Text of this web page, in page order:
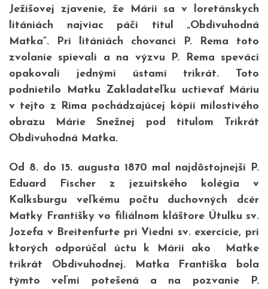
Ježišovej zjavenie, že Márii sa v loretánskych
litániách najviac páči titul „Obdivuhodná
Matka“. Pri litániách chovanci P. Rema toto
zvolanie spievali a na výzvu P. Rema speváci
opakovali jednými ústami trikrát. Toto
podnietilo Matku Zakladateľku uctievať Máriu
v tejto z Ríma pochádzajúcej kópii milostivého
obrazu Márie Snežnej pod titulom Trikrát
Obdivuhodná Matka.
Od 8. do 15. augusta 1870 mal najdôstojnejší P.
Eduard Fischer z jezuitského kolégia v
Kalksburgu veľkému počtu duchovných dcér
Matky Františky vo filiálnom kláštore Útulku sv.
Jozefa v Breitenfurte pri Viedni sv. exercície, pri
ktorých odporúčal úctu k Márii ako Matke
trikrát Obdivuhodnej. Matka Františka bola
týmto veľmi potešená a na pozvanie P.